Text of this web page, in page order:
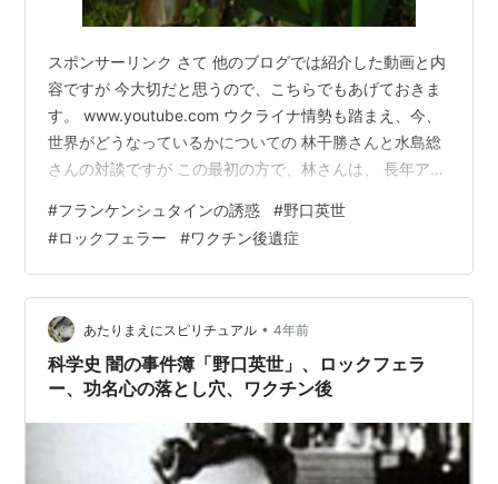
スポンサーリンク さて 他のブログでは紹介した動画と内
容ですが 今大切だと思うので、こちらでもあげておきま
す。 www.youtube.com ウクライナ情勢も踏まえ、今、
世界がどうなっているかについての 林干勝さんと水島総
さんの対談ですが この最初の方で、林さんは、 長年アメ
みたいな人が 既に100年程前にもいて、それが誰かわか
りますか？とクイズを出しています。 それが、皆さんが
毎日持って歩いているだろう…1000円札にある人物でし
た。 野口英世博士ですが、その名声はロックフェラー研
究所によって もたらされたものでもあったんですね。 就
任前は…
#フランケンシュタインの誘惑 #野口英世
#ロックフェラー #ワクチン後遺症
あたりまえにスピリチュアル • 4年前
科学史 闇の事件簿「野口英世」、ロックフェラ
ー、功名心の落とし穴、ワクチン後